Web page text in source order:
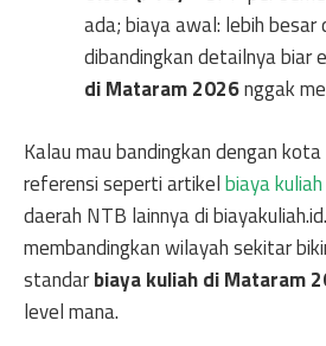
ada; biaya awal: lebih besar
dibandingkan detailnya biar
di Mataram 2026nggak
Kalau mau bandingkan dengan
referensi seperti artikelbiaya
daerah NTB lainnya di
membandingkan wilayah sekitar
standarbiaya kuliah di Mataram
level mana.